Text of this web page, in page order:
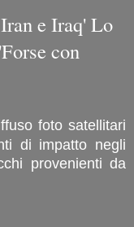
e Iraq' Lo
con
foto satellitari
di impatto negli
provenienti da